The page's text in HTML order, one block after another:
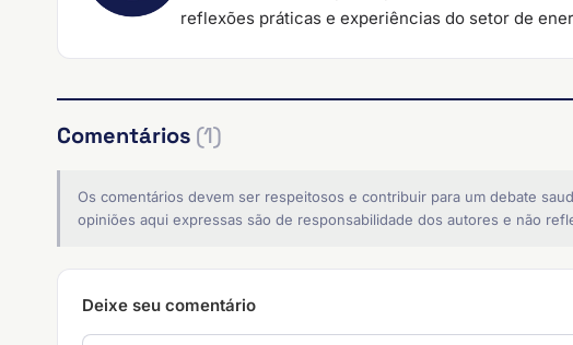
reflexões práticas e experiências do setor de
Comentários (1)
Os comentários devem ser respeitosos e contribuir para um debate
opiniões aqui expressas são de responsabilidade dos autores e não
Deixe seu comentário